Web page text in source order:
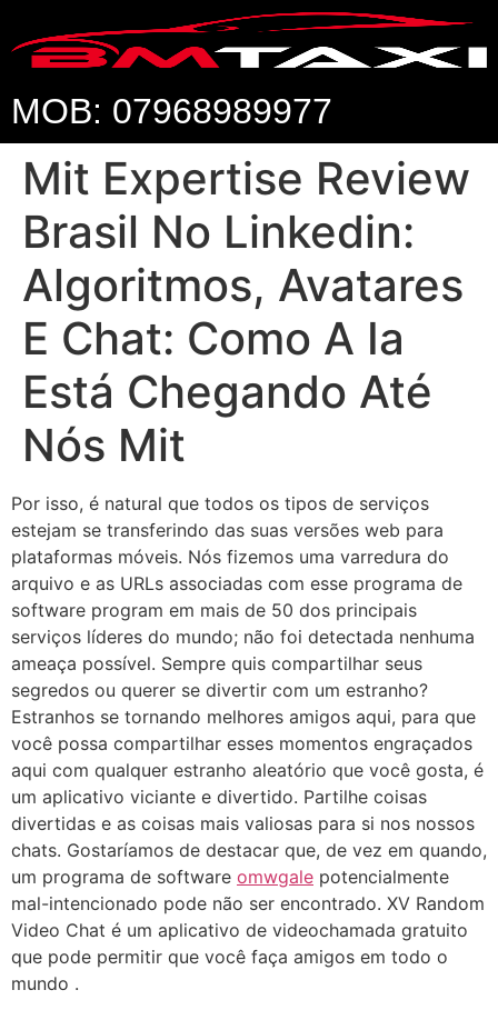
MOB: 07968989977
Mit Expertise Review
Brasil No Linkedin:
Algoritmos, Avatares
E Chat: Como A Ia
Está Chegando Até
Nós Mit
Por isso, é natural que todos os tipos de serviços
estejam se transferindo das suas versões web para
plataformas móveis. Nós fizemos uma varredura do
arquivo e as URLs associadas com esse programa de
software program em mais de 50 dos principais
serviços líderes do mundo; não foi detectada nenhuma
ameaça possível. Sempre quis compartilhar seus
segredos ou querer se divertir com um estranho?
Estranhos se tornando melhores amigos aqui, para que
você possa compartilhar esses momentos engraçados
aqui com qualquer estranho aleatório que você gosta, é
um aplicativo viciante e divertido. Partilhe coisas
divertidas e as coisas mais valiosas para si nos nossos
chats. Gostaríamos de destacar que, de vez em quando,
um programa de software omwgale potencialmente
mal-intencionado pode não ser encontrado. XV Random
Video Chat é um aplicativo de videochamada gratuito
que pode permitir que você faça amigos em todo o
mundo .